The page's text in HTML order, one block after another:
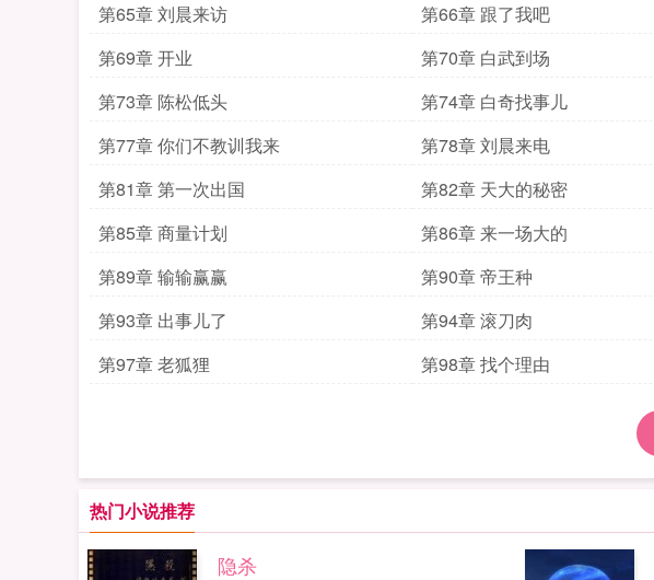
第65章 刘晨来访
第66章 跟了我吧
第69章 开业
第70章 白武到场
第73章 陈松低头
第74章 白奇找事儿
第77章 你们不教训我来
第78章 刘晨来电
第81章 第一次出国
第82章 天大的秘密
第85章 商量计划
第86章 来一场大的
第89章 输输赢赢
第90章 帝王种
第93章 出事儿了
第94章 滚刀肉
第97章 老狐狸
第98章 找个理由
热门小说推荐
隐杀